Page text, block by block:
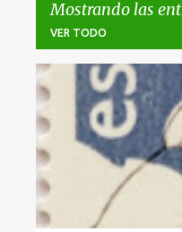
Mostrando las
VER TODO
E
n
t
r
a
d
BARCELONA OLIMPICA